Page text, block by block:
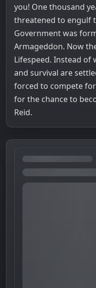
you! One thousand
threatened to engulf
Government was
Armageddon. Now
Lifespeed. Instead of
and survival are
forced to compete
for the chance to
Reid.